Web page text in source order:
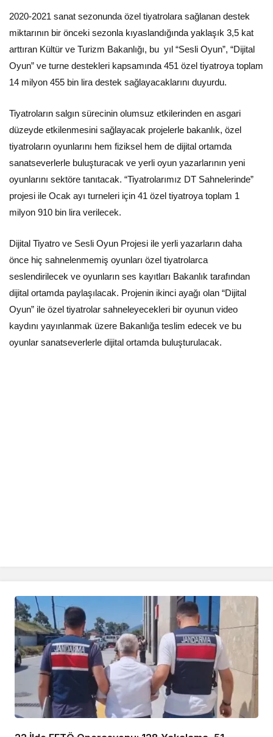
2020-2021 sanat sezonunda özel tiyatrolara sağlanan destek
miktarının bir önceki sezonla kıyaslandığında yaklaşık 3,5 kat
arttıran Kültür ve Turizm Bakanlığı, bu yıl “Sesli Oyun”, “Dijital
Oyun” ve turne destekleri kapsamında 451 özel tiyatroya toplam
14 milyon 455 bin lira destek sağlayacaklarını duyurdu.
Tiyatroların salgın sürecinin olumsuz etkilerinden en asgari
düzeyde etkilenmesini sağlayacak projelerle bakanlık, özel
tiyatroların oyunlarını hem fiziksel hem de dijital ortamda
sanatseverlerle buluşturacak ve yerli oyun yazarlarının yeni
oyunlarını sektöre tanıtacak. “Tiyatrolarımız DT Sahnelerinde”
projesi ile Ocak ayı turneleri için 41 özel tiyatroya toplam 1
milyon 910 bin lira verilecek.
Dijital Tiyatro ve Sesli Oyun Projesi ile yerli yazarların daha
önce hiç sahnelenmemiş oyunları özel tiyatrolarca
seslendirilecek ve oyunların ses kayıtları Bakanlık tarafından
dijital ortamda paylaşılacak. Projenin ikinci ayağı olan “Dijital
Oyun” ile özel tiyatrolar sahneleyecekleri bir oyunun video
kaydını yayınlanmak üzere Bakanlığa teslim edecek ve bu
oyunlar sanatseverlerle dijital ortamda buluşturulacak.